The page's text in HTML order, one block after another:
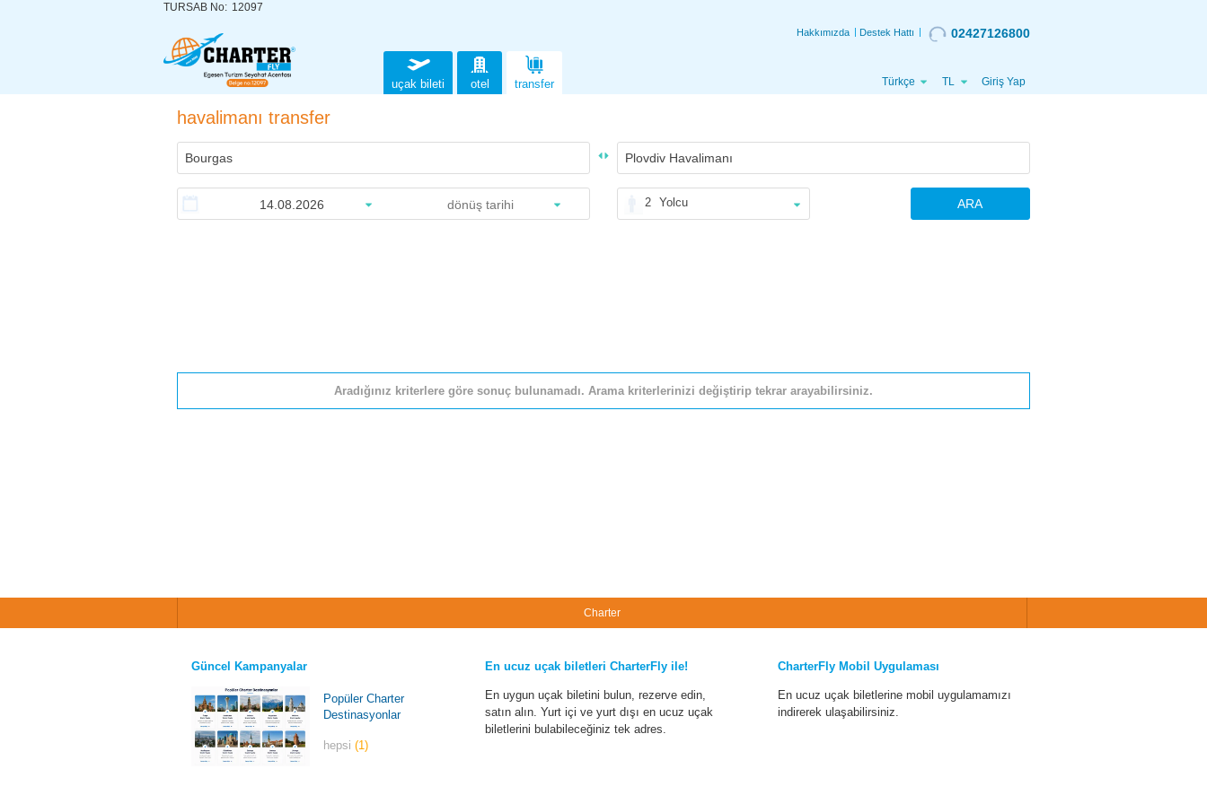
TURSAB No: 12097
Hakkımızda Destek Hattı 02427126800
uçak bileti otel transfer Türkçe TL Giriş Yap
havalimanı transfer
2 Yolcu ARA
Aradığınız kriterlere göre sonuç bulunamadı. Arama kriterlerinizi değiştirip tekrar arayabilirsiniz.
Charter
Güncel Kampanyalar
Popüler Charter
Destinasyonlar
hepsi(1)
En ucuz uçak biletleri CharterFly ile!
En uygun uçak biletini bulun, rezerve edin,
satın alın. Yurt içi ve yurt dışı en ucuz uçak
biletlerini bulabileceğiniz tek adres.
CharterFly Mobil Uygulaması
En ucuz uçak biletlerine mobil uygulamamızı
indirerek ulaşabilirsiniz.